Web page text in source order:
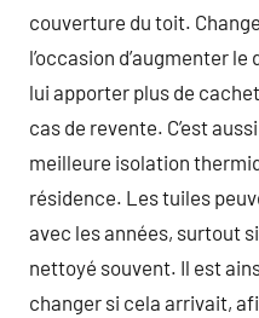
couverture du toit.
l’occasion d’augmenter
lui apporter plus de
cas de revente. C’est
meilleure isolation
résidence. Les tuiles
avec les années, surtout
nettoyé souvent. Il est
changer si cela arrivait,